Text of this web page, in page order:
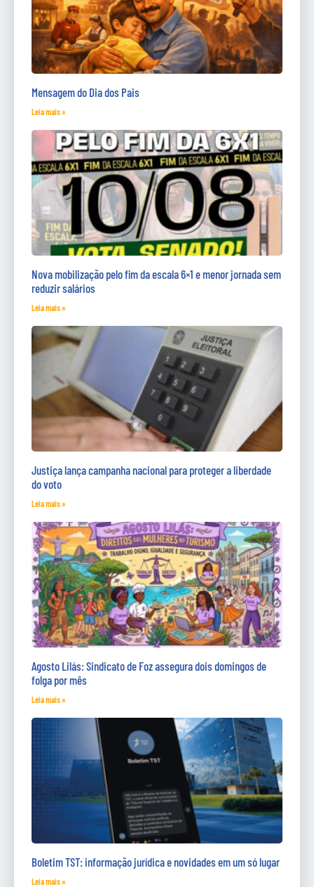
Mensagem do Dia dos Pais
Leia mais »
Nova mobilização pelo fim da escala 6×1 e menor jornada sem
reduzir salários
Leia mais »
Justiça lança campanha nacional para proteger a liberdade
do voto
Leia mais »
Agosto Lilás: Sindicato de Foz assegura dois domingos de
folga por mês
Leia mais »
Boletim TST: informação jurídica e novidades em um só lugar
Leia mais »